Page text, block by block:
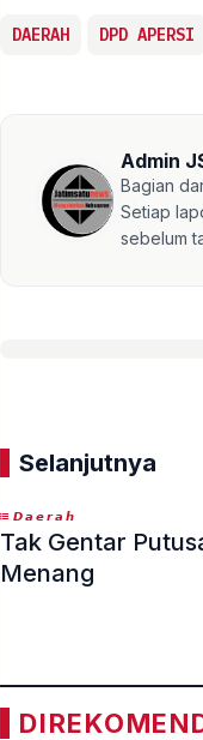
DAERAH DPD APERSI
Admin
Bagian
Setiap
sebelum
Selanjutnya
𝘿𝙖𝙚𝙧𝙖𝙝
Tak Gentar Putusan Sela, PH Kasus Bantal
Menang